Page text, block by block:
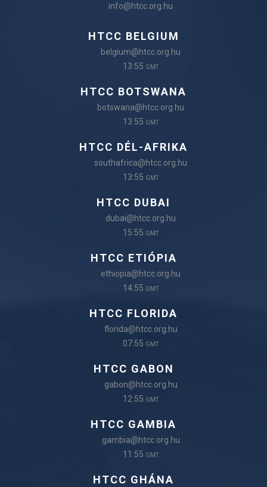
info@htcc.org.hu
HTCC BELGIUM
belgium@htcc.org.hu
13:55 GMT
HTCC BOTSWANA
botswana@htcc.org.hu
13:55 GMT
HTCC DÉL-AFRIKA
southafrica@htcc.org.hu
13:55 GMT
HTCC DUBAI
dubai@htcc.org.hu
15:55 GMT
HTCC ETIÓPIA
ethiopia@htcc.org.hu
14:55 GMT
HTCC FLORIDA
florida@htcc.org.hu
07:55 GMT
HTCC GABON
gabon@htcc.org.hu
12:55 GMT
HTCC GAMBIA
gambia@htcc.org.hu
11:55 GMT
HTCC GHÁNA